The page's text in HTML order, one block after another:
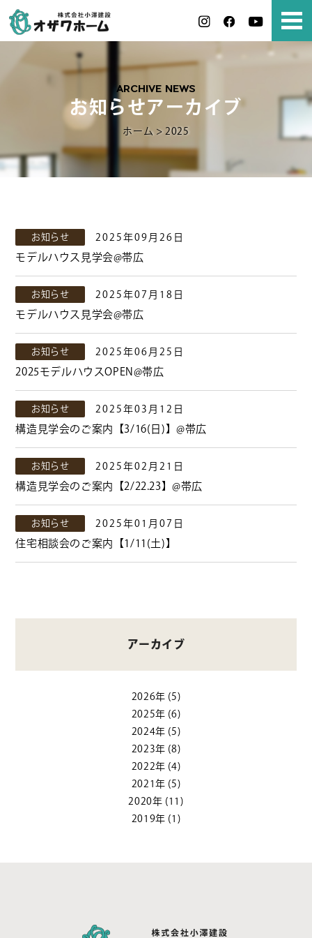
ARCHIVE NEWS
お知らせアーカイブ
ホーム > 2025
お知らせ 2025年09月26日
モデルハウス見学会@帯広
お知らせ 2025年07月18日
モデルハウス見学会@帯広
お知らせ 2025年06月25日
2025モデルハウスOPEN@帯広
お知らせ 2025年03月12日
構造見学会のご案内【3/16(日)】@帯広
お知らせ 2025年02月21日
構造見学会のご案内【2/22.23】@帯広
お知らせ 2025年01月07日
住宅相談会のご案内【1/11(土)】
アーカイブ
2026年 (5)
2025年 (6)
2024年 (5)
2023年 (8)
2022年 (4)
2021年 (5)
2020年 (11)
2019年 (1)